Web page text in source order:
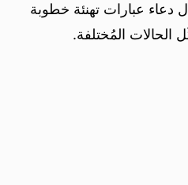
دعاء عبارات تهنئة خطوبة
الحالات المُختلفة.